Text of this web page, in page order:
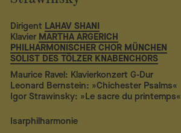
Dirigent LAHAV SHANI
Klavier MARTHA ARGERICH
PHILHARMONISCHER CHOR MÜNCHEN
SOLIST DES TÖLZER KNABENCHORS
Maurice Ravel: Klavierkonzert G-Dur
Leonard Bernstein: »Chichester Psalms«
Igor Strawinsky: »Le sacre du printemps«
Isarphilharmonie